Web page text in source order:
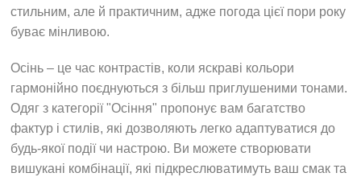
стильним, але й практичним, адже погода цієї пори року
буває мінливою.
Осінь – це час контрастів, коли яскраві кольори
гармонійно поєднуються з більш приглушеними тонами.
Одяг з категорії "Осіння" пропонує вам багатство
фактур і стилів, які дозволяють легко адаптуватися до
будь-якої події чи настрою. Ви можете створювати
вишукані комбінації, які підкреслюватимуть ваш смак та